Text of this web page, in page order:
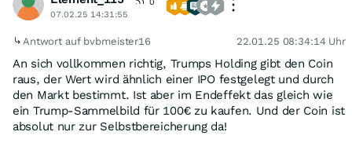
07.02.25 14:31:55
Antwort auf bvbmeister16 22.01.25 08:34:14 Uhr
An sich vollkommen richtig, Trumps Holding gibt den Coin
raus, der Wert wird ähnlich einer IPO festgelegt und durch
den Markt bestimmt. Ist aber im Endeffekt das gleich wie
ein Trump-Sammelbild für 100€ zu kaufen. Und der Coin ist
absolut nur zur Selbstbereicherung da!